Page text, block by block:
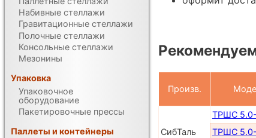
Произв.
СибТаль
ТРШС
ТРШС
Набивные стеллажи
Гравитационные стеллажи
Полочные стеллажи
Консольные стеллажи
Мезонины
Упаковка
Упаковочное
оборудование
Пакетировочные прессы
Паллеты и контейнеры